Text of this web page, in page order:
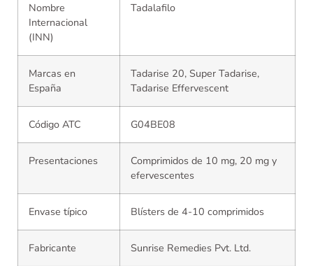
Nombre
Internacional
(INN)
Tadalafilo
Marcas en
España
Tadarise 20, Super Tadarise,
Tadarise Effervescent
Código ATC G04BE08
Presentaciones
Comprimidos de 10 mg, 20 mg y
efervescentes
Envase típico Blísters de 4-10 comprimidos
Fabricante Sunrise Remedies Pvt. Ltd.